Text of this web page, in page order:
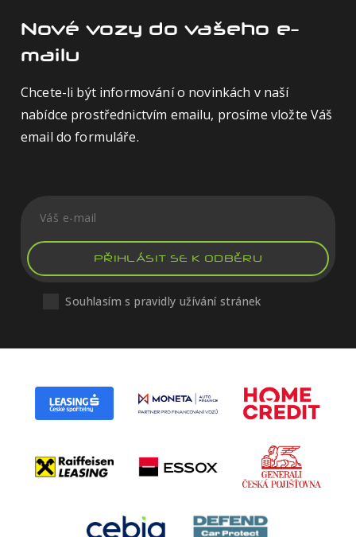
Nové vozy do vašeho e-
mailu
Chcete-li být informování o novinkách v naší
nabídce prostřednictvím emailu, prosíme vložte Váš
email do formuláře.
PŘIHLÁSIT SE K ODBĚRU
Souhlasím s pravidly užívání stránek